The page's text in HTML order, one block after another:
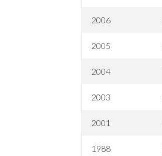
2006
2005
2004
2003
2001
1988